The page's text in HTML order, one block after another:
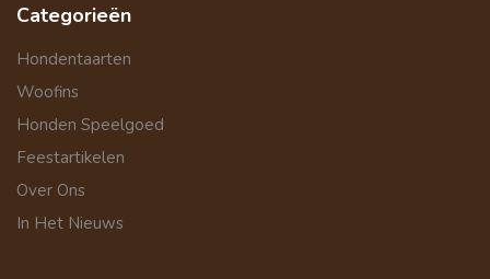
Categorieën
Hondentaarten
Woofins
Honden Speelgoed
Feestartikelen
Over Ons
In Het Nieuws